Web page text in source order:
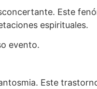
Este
espirituales.
evento.
Este